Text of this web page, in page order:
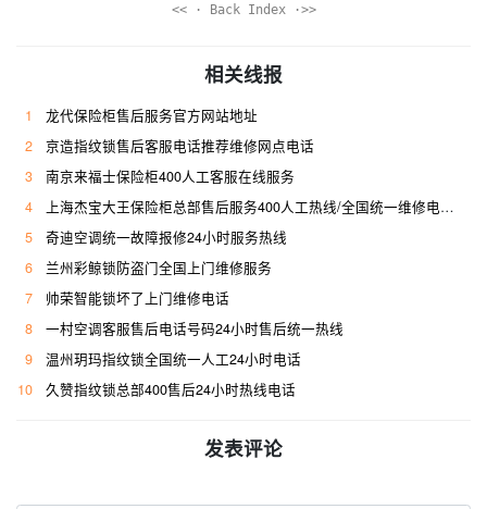
<< · Back Index ·>>
相关线报
1
龙代保险柜售后服务官方网站地址
2
京造指纹锁售后客服电话推荐维修网点电话
3
南京来福士保险柜400人工客服在线服务
4
上海杰宝大王保险柜总部售后服务400人工热线/全国统一维修电话是多少
5
奇迪空调统一故障报修24小时服务热线
6
兰州彩鲸锁防盗门全国上门维修服务
7
帅荣智能锁坏了上门维修电话
8
一村空调客服售后电话号码24小时售后统一热线
9
温州玥玛指纹锁全国统一人工24小时电话
10
久赞指纹锁总部400售后24小时热线电话
发表评论